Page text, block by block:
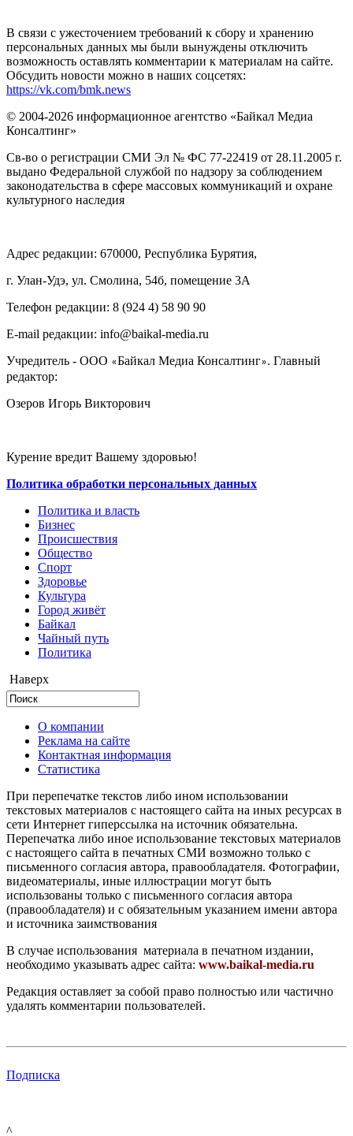
В связи с ужесточением требований к сбору и хранению
персональных данных мы были вынуждены отключить
возможность оставлять комментарии к материалам на сайте.
Обсудить новости можно в наших соцсетях:
https://vk.com/bmk.news
© 2004-2026 информационное агентство «Байкал Медиа
Консалтинг»
Св-во о регистрации СМИ Эл № ФС 77-22419 от 28.11.2005 г.
выдано Федеральной службой по надзору за соблюдением
законодательства в сфере массовых коммуникаций и охране
культурного наследия
Адрес редакции: 670000, Республика Бурятия,
г. Улан-Удэ, ул. Смолина, 54б, помещение 3А
Телефон редакции: ‎‎8 (924 4) 58 90 90
E-mail редакции: info@baikal-media.ru
Учредитель - ООО «Байкал Медиа Консалтинг». Главный
редактор:
Озеров Игорь Викторович
Курение вредит Вашему здоровью!
Политика обработки персональных данных
Политика и власть
Бизнес
Происшествия
Общество
Cпорт
Здоровье
Культура
Город живёт
Байкал
Чайный путь
Политика
Наверх
О компании
Реклама на сайте
Контактная информация
Статистика
При перепечатке текстов либо ином использовании
текстовых материалов с настоящего сайта на иных ресурсах в
сети Интернет гиперссылка на источник обязательна.
Перепечатка либо иное использование текстовых материалов
с настоящего сайта в печатных СМИ возможно только с
письменного согласия автора, правообладателя. Фотографии,
видеоматериалы, иные иллюстрации могут быть
использованы только с письменного согласия автора
(правообладателя) и с обязательным указанием имени автора
и источника заимствования
В случае использования материала в печатном издании,
необходимо указывать адрес сайта: www.baikal-media.ru
Редакция оставляет за собой право полностью или частично
удалять комментарии пользователей.
Подписка
^